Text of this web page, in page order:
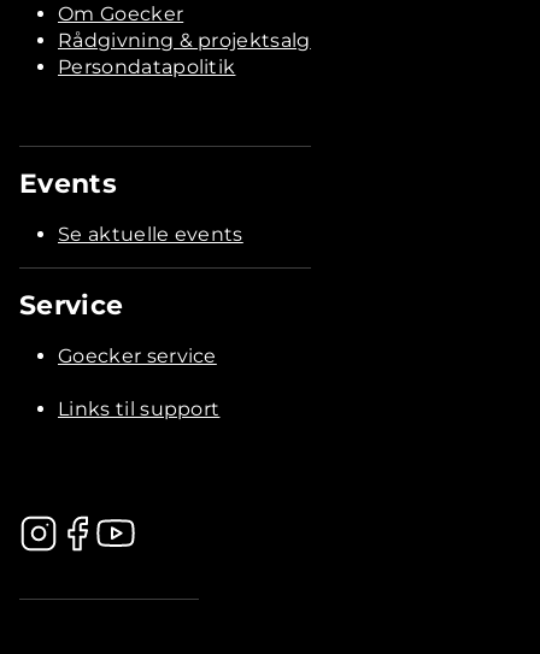
Om Goecker
Rådgivning & projektsalg
Persondatapolitik
Events
Se aktuelle events
Service
Goecker service
Links til support